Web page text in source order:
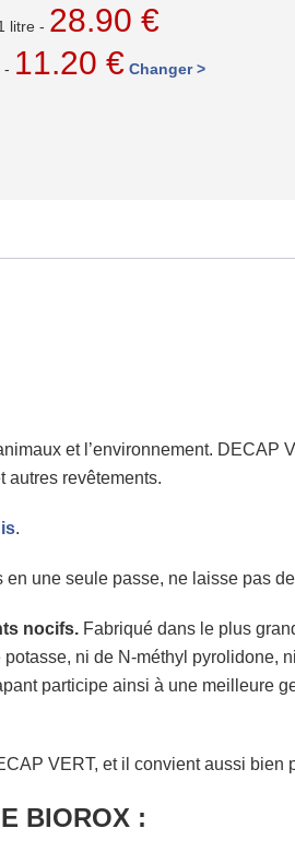
litre - 28.90 €
- 11.20 € Changer >
et l’environnement. DECAP
autres revêtements.
.
une seule passe, ne laisse pas
nocifs. Fabriqué dans le plus
ni de N-méthyl pyrolidone,
participe ainsi à une meilleure
VERT, et il convient aussi
BIOROX :